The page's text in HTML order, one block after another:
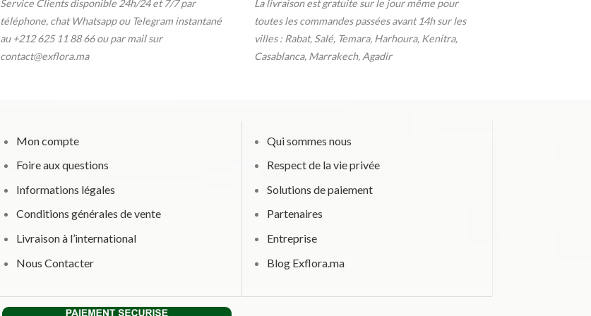
Service Clients disponible 24h/24 et 7/7par
téléphone, chat Whatsapp ou Telegram instantané
au +212 625 11 88 66 ou parmail sur
contact@exflora.ma
La livraison est gratuite sur le jour même pour
toutes les commandes passées avant 14h sur les
villes : Rabat, Salé, Temara, Harhoura, Kenitra,
Casablanca, Marrakech, Agadir
Mon compte
Foire aux questions
Informations légales
Conditions générales de vente
Livraison à l’international
Nous Contacter
Qui sommes nous
Respect de la vie privée
Solutions de paiement
Partenaires
Entreprise
Blog Exflora.ma